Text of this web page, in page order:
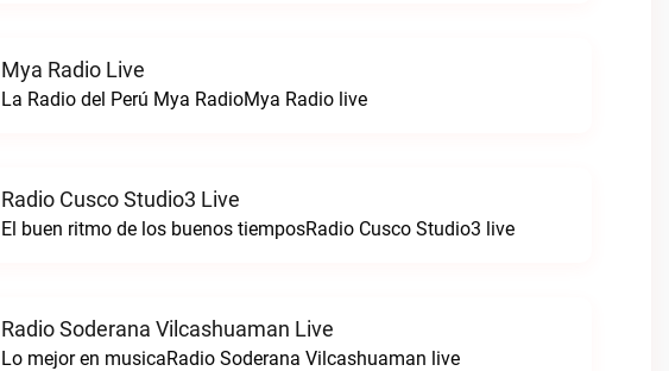
Mya Radio Live
La Radio del Perú Mya RadioMya Radio live
Radio Cusco Studio3 Live
El buen ritmo de los buenos tiemposRadio Cusco Studio3 live
Radio Soderana Vilcashuaman Live
Lo mejor en musicaRadio Soderana Vilcashuaman live